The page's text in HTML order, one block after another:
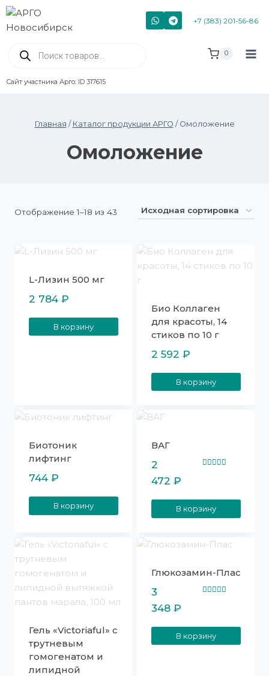
+7 (383) 201-56-86
Сайт участника Арго: ID 317615
0
Главная / Каталог продукции АРГО / Омоложение
Омоложение
Отображение 1–18 из 43
L-Лизин 500 мг
2 784 ₽
В корзину
Био Коллаген
для красоты, 14
стиков по 10 г
2 592 ₽
В корзину
Биотоник
лифтинг
744 ₽
В корзину
ВАГ
2
472 ₽
В корзину
Гель «Victoriaful» с
трутневым
гомогенатом и
липидной
Глюкозамин-Плас
3
348 ₽
В корзину